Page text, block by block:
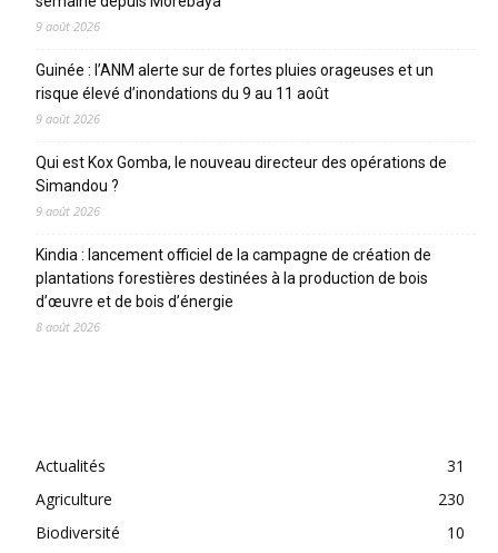
9 août 2026
Guinée : l’ANM alerte sur de fortes pluies orageuses et un
risque élevé d’inondations du 9 au 11 août
9 août 2026
Qui est Kox Gomba, le nouveau directeur des opérations de
Simandou ?
9 août 2026
Kindia : lancement officiel de la campagne de création de
plantations forestières destinées à la production de bois
d’œuvre et de bois d’énergie
8 août 2026
Actualités
31
Agriculture
230
Biodiversité
10